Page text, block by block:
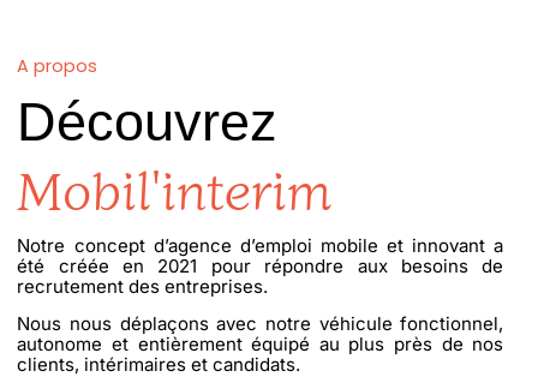
A propos
Découvrez
Mobil'interim
Notre concept d’agence d’emploi mobile et innovant a
été créée en 2021 pour répondre aux besoins de
recrutement des entreprises.
Nous nous déplaçons avec notre véhicule fonctionnel,
autonome et entièrement équipé au plus près de nos
clients, intérimaires et candidats.